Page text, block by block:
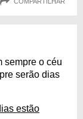
sempre o céu
serão dias
estão